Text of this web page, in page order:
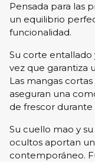
Pensada para las
un equilibrio
funcionalidad.
Su corte entallado
vez que garantiza
Las mangas
aseguran una
de frescor durante
Su cuello mao y
ocultos aportan
contemporáneo.